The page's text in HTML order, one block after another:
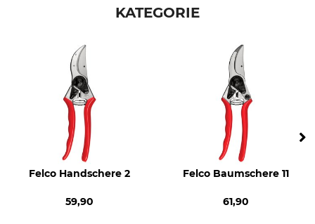
KATEGORIE
Felco Handschere 2
59,90
Felco Baumschere 11
61,90